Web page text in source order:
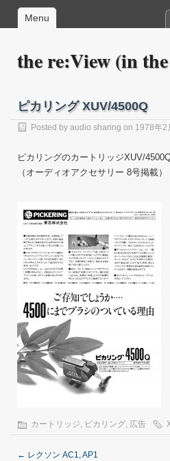
Menu
the re:View (in
ピカリング XUV/4500Q
Posted by audio sharing on 1978年2
ピカリングのカートリッジXUV/
（オーディオアクセサリー 8号掲載）
カートリッジ, ピカリング, 広告
← レクソン AC1, AP1